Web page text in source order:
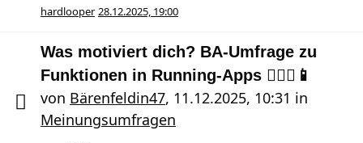
hardlooper 28.12.2025, 19:00
Was motiviert dich? BA-Umfrage zu
Funktionen in Running-Apps 🏃🏻‍♀️📱
von Bärenfeldin47, 11.12.2025, 10:31 in
Meinungsumfragen